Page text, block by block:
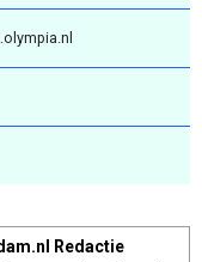
Redactie